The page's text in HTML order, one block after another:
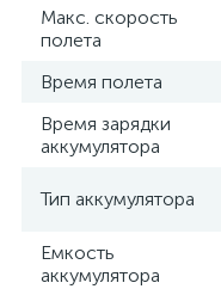
Макс. скорость
полета
Время полета
Время зарядки
аккумулятора
Тип аккумулятора
Емкость
аккумулятора